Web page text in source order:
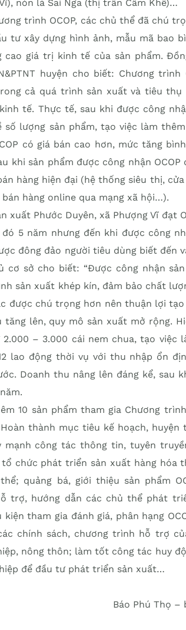
nón lá Sai Nga (thị trấn Cẩm Khê)…
trình OCOP, các chủ thể đã chú
tư xây dựng hình ảnh, mẫu mã bao
giá trị kinh tế của sản phẩm.
huyện cho biết: Chương trình
cả quá trình sản xuất và tiêu thụ
tế. Thực tế, sau khi được công
lượng sản phẩm, tạo việc làm
có giá bán cao hơn, mức tăng
khi sản phẩm được công nhận OCOP
hàng hiện đại (hệ thống siêu thị,
hàng online qua mạng xã hội…).
xuất Phước Duyên, xã Phượng Vĩ đạt
5 năm nhưng đến khi được công
đông đảo người tiêu dùng biết đến
cơ sở cho biết: “Được công nhận sản
sản xuất khép kín, đảm bảo chất
được chú trọng hơn nên thuận lợi
lên, quy mô sản xuất mở rộng.
– 3.000 cái nem chua, tạo việc
lao động thời vụ với thu nhập ổn
Doanh thu nâng lên đáng kể, sau
10 sản phẩm tham gia Chương
thành mục tiêu kế hoạch, huyện
mạnh công tác thông tin, tuyên
chức phát triển sản xuất hàng hóa
quảng bá, giới thiệu sản phẩm
trợ, hướng dẫn các chủ thể phát
tham gia đánh giá, phân hạng
chính sách, chương trình hỗ trợ
nông thôn; làm tốt công tác huy
để đầu tư phát triển sản xuất…
Báo Phú Thọ –